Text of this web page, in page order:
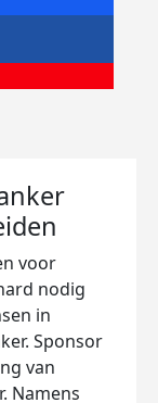
voor
nodig
in
Sponsor
van
Namens